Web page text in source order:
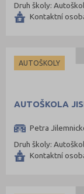
Strakonice (65)
Šumperk (111)
Teplice (76)
Trutnov (106)
Třebíč (98)
Uherské Hradiště
Druh školy:
Kontaktní
AUTOŠKOLY
AUTOŠKOLA
Petra
Druh školy:
Kontaktní